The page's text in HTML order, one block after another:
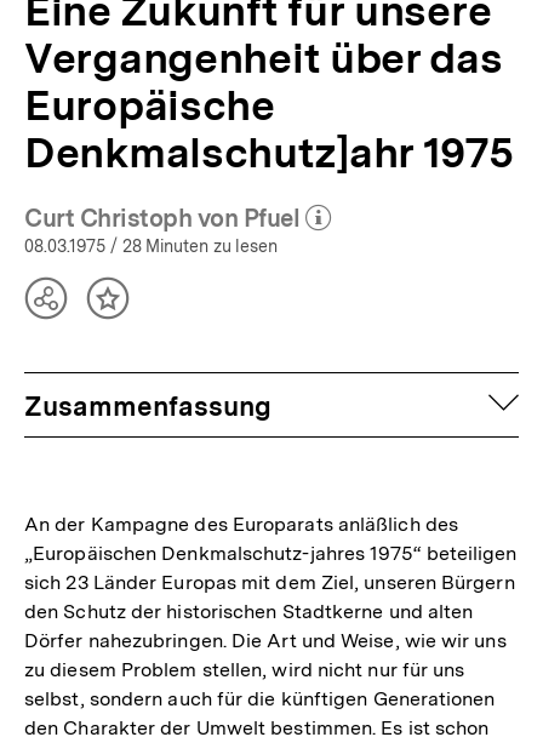
Eine Zukunft für unsere
Vergangenheit über das
Europäische
Denkmalschutz]ahr 1975
Curt Christoph von Pfuel
(Mehr zum Autor)
08.03.1975 / 28 Minuten zu lesen
TeilenInhalt
Zusammenfassung
An der Kampagne des Europarats anläßlich des
„Europäischen Denkmalschutz-jahres 1975“ beteiligen
sich 23 Länder Europas mit dem Ziel, unseren Bürgern
den Schutz der historischen Stadtkerne und alten
Dörfer nahezubringen. Die Art und Weise, wie wir uns
zu diesem Problem stellen, wird nicht nur für uns
selbst, sondern auch für die künftigen Generationen
den Charakter der Umwelt bestimmen. Es ist schon